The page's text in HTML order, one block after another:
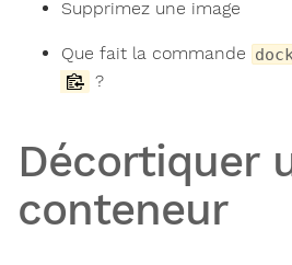
Supprimez une image
Que fait la commande
?
Décortiquer
conteneur